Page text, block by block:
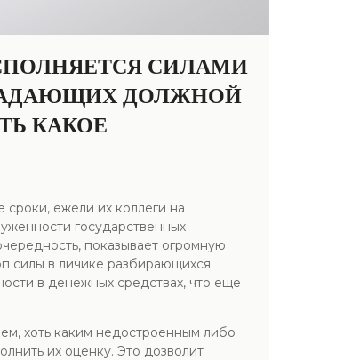
СИЛАМИ
ДОЛЖНОЙ
КАКОЕ
ежели их коллеги на
государственных
показывает огромную
силы в личике разбирающихся
в денежных средствах, что еще
хоть каким недостроенным либо
их оценку. Это дозволит